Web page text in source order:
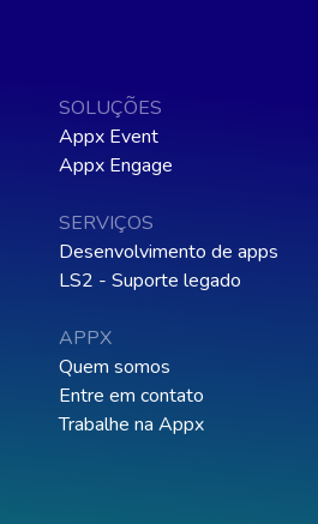
SOLUÇÕES
Appx Event
Appx Engage
SERVIÇOS
Desenvolvimento de apps
LS2 - Suporte legado
APPX
Quem somos
Entre em contato
Trabalhe na Appx